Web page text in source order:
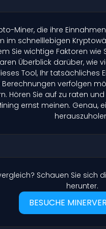
Miner, die ihre
im schnelllebigen
Sie wichtige Faktoren
Überblick darüber, wie
Tool, Ihr
verfolgen
Hören Sie auf zu raten
ernst meinen.
Schauen Sie
herunter.
BESUCHE